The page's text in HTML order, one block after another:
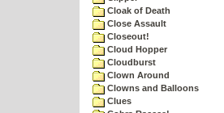
Cloak of Death
Close Assault
Closeout!
Cloud Hopper
Cloudburst
Clown Around
Clowns and Balloons
Clues